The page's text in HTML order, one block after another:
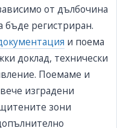
от дълбочина
регистриран.
и поема
доклад, технически
Поемаме и
изградени
зони